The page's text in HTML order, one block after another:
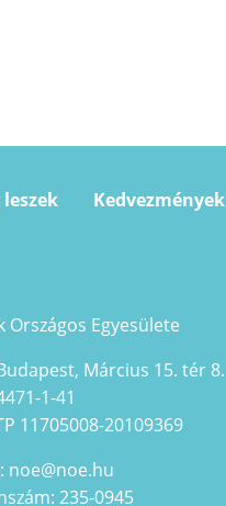
leszek Kedvezmények
Országos Egyesülete
Március 15. tér 8.
1-41
11705008-20109369
noe@noe.hu
235-0945